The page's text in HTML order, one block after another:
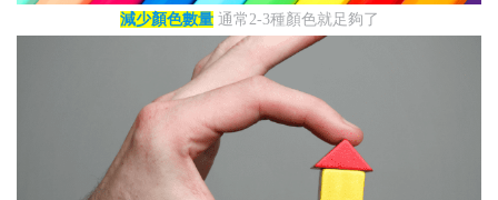
減少顏色數量通常2-3種顏色就足夠了